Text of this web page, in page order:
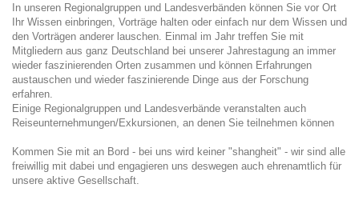
In unseren Regionalgruppen und Landesverbänden können Sie vor Ort
Ihr Wissen einbringen, Vorträge halten oder einfach nur dem Wissen und
den Vorträgen anderer lauschen. Einmal im Jahr treffen Sie mit
Mitgliedern aus ganz Deutschland bei unserer Jahrestagung an immer
wieder faszinierenden Orten zusammen und können Erfahrungen
austauschen und wieder faszinierende Dinge aus der Forschung
erfahren.
Einige Regionalgruppen und Landesverbände veranstalten auch
Reiseunternehmungen/Exkursionen, an denen Sie teilnehmen können
Kommen Sie mit an Bord - bei uns wird keiner "shangheit" - wir sind alle
freiwillig mit dabei und engagieren uns deswegen auch ehrenamtlich für
unsere aktive Gesellschaft.